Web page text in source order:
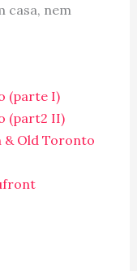
casa, nem
(parte I)
(part2 II)
& Old Toronto